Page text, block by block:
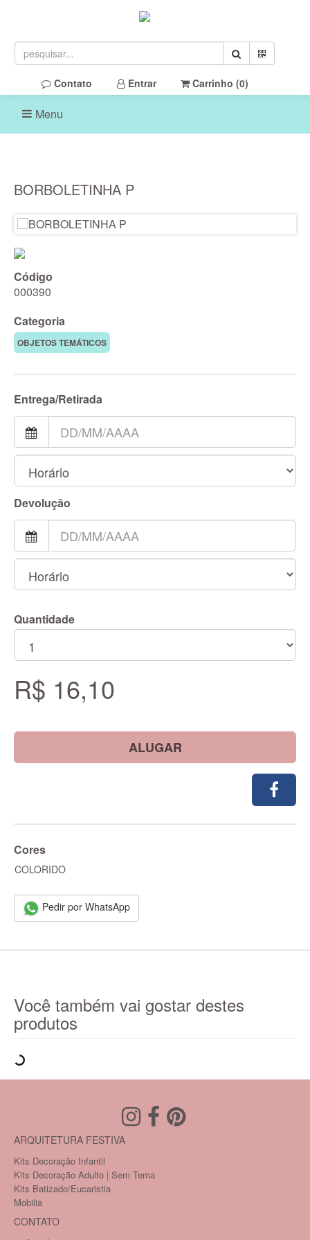
Contato Entrar Carrinho (0)
Menu
BORBOLETINHA P
Código
000390
Categoria
OBJETOS TEMÁTICOS
Entrega/Retirada
Devolução
Quantidade
R$ 16,10
ALUGAR
Cores
COLORIDO
Pedir por WhatsApp
Você também vai gostar destes
produtos
ARQUITETURA FESTIVA
Kits Decoração Infantil
Kits Decoração Adulto | Sem Tema
Kits Batizado/Eucaristia
Mobilia
CONTATO